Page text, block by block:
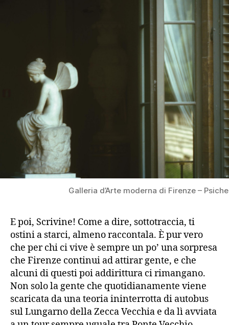
Galleria d’Arte moderna di Firenze – Psiche
E poi, Scrivine! Come a dire, sottotraccia, ti
ostini a starci, almeno raccontala. È pur vero
che per chi ci vive è sempre un po’ una sorpresa
che Firenze continui ad attirar gente, e che
alcuni di questi poi addirittura ci rimangano.
Non solo la gente che quotidianamente viene
scaricata da una teoria ininterrotta di autobus
sul Lungarno della Zecca Vecchia e da lì avviata